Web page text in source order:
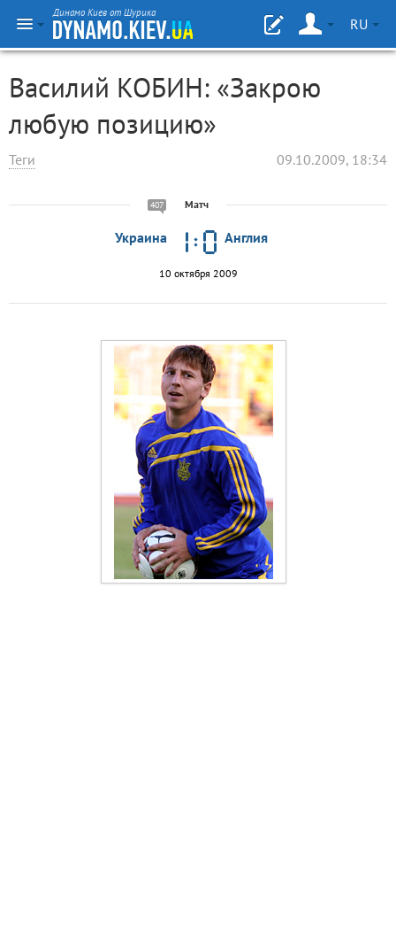
Динамо Киев от Шурика
RU
Василий КОБИН: «Закрою
любую позицию»
Теги 09.10.2009, 18:34
407 Матч
Украина Англия
10 октября 2009